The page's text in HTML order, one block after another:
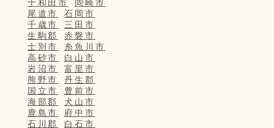
十和田市
岡崎市
尾道市
石岡市
千歳市
三田市
生駒郡
赤磐市
士別市
糸魚川市
高砂市
白山市
岩沼市
富里市
熊野市
丹生郡
国立市
豊前市
海部郡
犬山市
鹿島市
府中市
石川郡
白石市